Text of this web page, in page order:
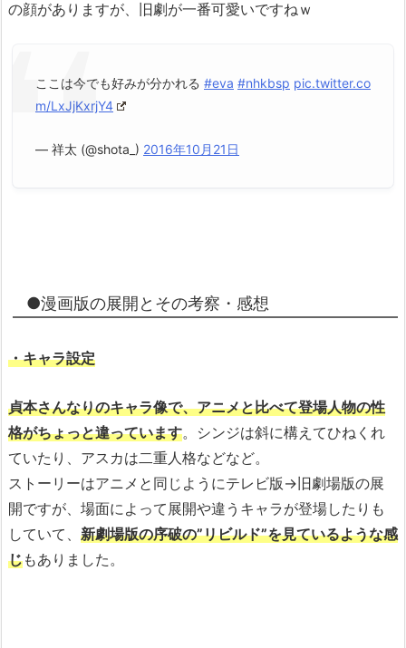
の顔がありますが、旧劇が一番可愛いですねｗ
ここは今でも好みが分かれる #eva #nhkbsp pic.twitter.co
m/LxJjKxrjY4
— 祥太 (@shota_) 2016年10月21日
●漫画版の展開とその考察・感想
・キャラ設定
貞本さんなりのキャラ像で、アニメと比べて登場人物の性
格がちょっと違っています。シンジは斜に構えてひねくれ
ていたり、アスカは二重人格などなど。
ストーリーはアニメと同じようにテレビ版→旧劇場版の展
開ですが、場面によって展開や違うキャラが登場したりも
していて、 新劇場版の序破の”リビルド”を見ているような感
じもありました。